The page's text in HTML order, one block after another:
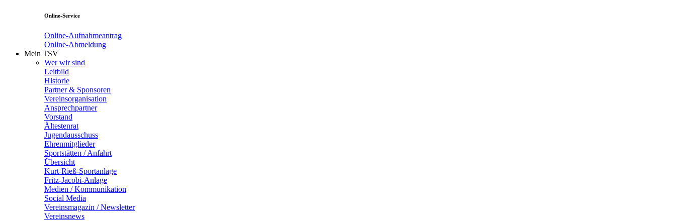
Online-Service
Online-Aufnahmeantrag
Online-Abmeldung
Mein TSV
Wer wir sind
Leitbild
Historie
Partner & Sponsoren
Vereinsorganisation
Ansprechpartner
Vorstand
Ältestenrat
Jugendausschuss
Ehrenmitglieder
Sportstätten / Anfahrt
Übersicht
Kurt-Rieß-Sportanlage
Fritz-Jacobi-Anlage
Medien / Kommunikation
Social Media
Vereinsmagazin / Newsletter
Vereinsnews